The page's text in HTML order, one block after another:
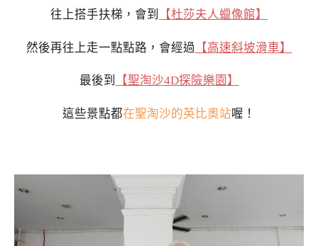
往上搭手扶梯，會到 【杜莎夫人蠟像館】
然後再往上走一點點路，會經過 【高速斜坡滑車】
最後到 【聖淘沙4D探險樂園】
這些景點都在聖淘沙的英比奧站喔！